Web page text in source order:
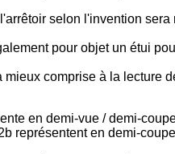
selon l'invention
pour objet un étui
mieux comprise à la lecture
en demi-vue / demi-
représentent en demi-